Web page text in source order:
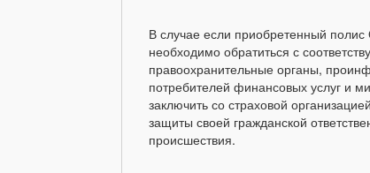
В случае если приобретенный
необходимо обратиться с
правоохранительные органы,
потребителей финансовых услуг и
заключить со страховой
защиты своей гражданской
происшествия.